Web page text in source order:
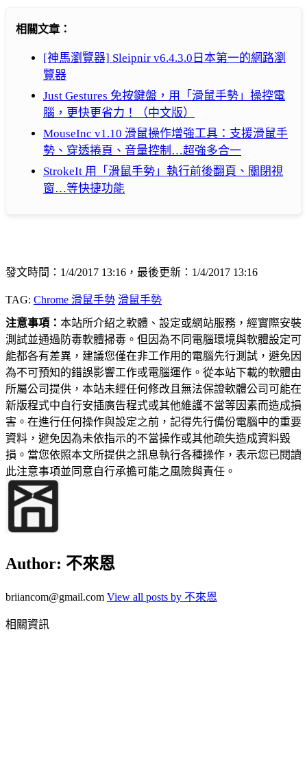
相關文章：
[神馬瀏覽器] Sleipnir v6.4.3.0日本第一的網路瀏
覽器
Just Gestures 免按鍵盤，用「滑鼠手勢」操控電
腦，更快更省力！（中文版）
MouseInc v1.10 滑鼠操作增強工具：支援滑鼠手
勢、穿透捲頁、音量控制…超強多合一
StrokeIt 用「滑鼠手勢」執行前後翻頁、關閉視
窗…等快捷功能
發文時間：1/4/2017 13:16，最後更新：1/4/2017 13:16
TAG: Chrome 滑鼠手勢 滑鼠手勢
注意事項： 本站所介紹之軟體、設定或網站服務，經實際安裝
測試並通過防毒軟體掃毒。但因為不同電腦環境與軟體設定可
能都各有差異，建議您僅在非工作用的電腦先行測試，避免因
為不可預知的錯誤影響工作或電腦運作。從本站下載的軟體由
所屬公司提供，本站未經任何修改且無法保證軟體公司可能在
新版程式中自行安插廣告程式或其他維護不當等因素而造成損
害。在進行任何操作與設定之前，記得先行備份電腦中的重要
資料，避免因為未依指示的不當操作或其他疏失造成資料毀
損。當您依照本文所提供之訊息執行各種操作，表示您已閱讀
此注意事項並同意自行承擔可能之風險與責任。
Author: 不來恩
briiancom@gmail.com View all posts by 不來恩
相關資訊